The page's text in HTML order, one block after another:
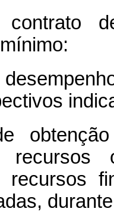
de
obtenção
recursos
recursos